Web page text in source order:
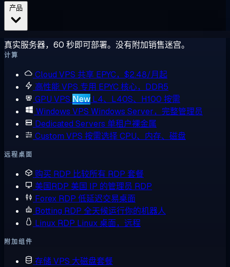
真实服务器，60 秒即可部署。没有附加销售迷宫。
计算
Cloud VPS 共享 EPYC，$2.48/月起
高性能 VPS 专用 EPYC 核心，DDR5
GPU VPS New L4、L40S、H100 按需
Windows VPS Windows Server，完整管理员
Dedicated Servers 单租户裸金属
Custom VPS 按需选择 CPU、内存、磁盘
远程桌面
购买 RDP 比较所有 RDP 套餐
美国RDP 美国 IP 的管理员 RDP
Forex RDP 低延迟交易桌面
Botting RDP 全天候运行你的机器人
Linux RDP Linux 桌面，远程
附加组件
存储 VPS 大磁盘套餐